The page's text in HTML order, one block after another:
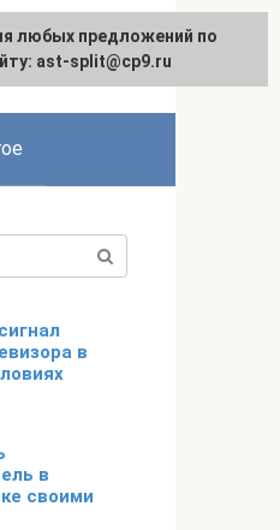
English
в
в
своими
любых предложений по
ast-split@cp9.ru